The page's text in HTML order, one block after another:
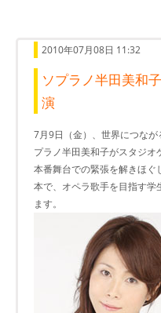
2010年07月08日 11:32
ソプラノ半田美和
演
7月9日（金）、世界につな
プラノ半田美和子がスタジオ
本番舞台での緊張を解きほぐ
本で、オペラ歌手を目指す学
ます。